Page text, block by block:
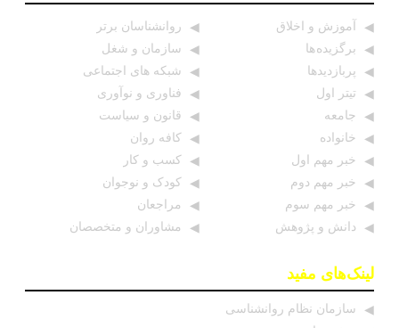
بگیرید
وقتی فناوری شکست می‌خورد | درس‌های زندگی از قناری
شب اندرسن
گس‌لایتینگ جمعی | وقتی ذهن انسان ابزار دست‌کاری
قدرت می‌شود
شکوفایی در محیط کار: چگونه شغل خود را معنادار و
رضایت‌بخش کنیم
قدرت پنهان تجربه‌های شخصی | داستان‌ها می‌توانند زندگی
را نجات دهند
آموزش و اخلاق
برگزیده ها
پربازدیدها
تیتر اول
جامعه
خانواده
خبر مهم اول
خبر مهم دوم
خبر مهم سوم
دانش و پژوهش
روانشناسان برتر
سازمان و شغل
شبکه های اجتماعی
فناوری و نوآوری
قانون و سیاست
کافه روان
کسب و کار
کودک و نوجوان
مراجعان
مشاوران و متخصصان
لینک‌های مفید
سازمان نظام روانشناسی